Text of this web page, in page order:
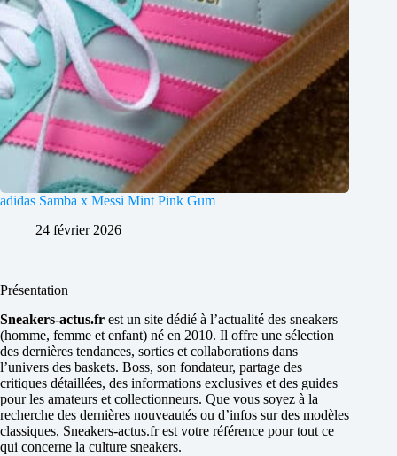
adidas Samba x Messi Mint Pink Gum
24 février 2026
Présentation
Sneakers-actus.fr est un site dédié à l’actualité des sneakers
(homme, femme et enfant) né en 2010. Il offre une sélection
des dernières tendances, sorties et collaborations dans
l’univers des baskets. Boss, son fondateur, partage des
critiques détaillées, des informations exclusives et des guides
pour les amateurs et collectionneurs. Que vous soyez à la
recherche des dernières nouveautés ou d’infos sur des modèles
classiques, Sneakers-actus.fr est votre référence pour tout ce
qui concerne la culture sneakers.